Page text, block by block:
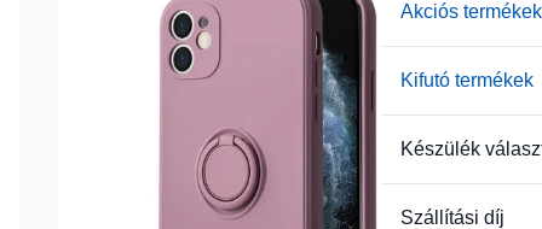
Akciós termékek
Kifutó termékek
Készülék
Szállítási díj